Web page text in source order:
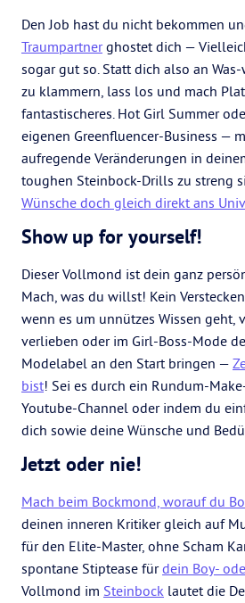
Den Job hast du nicht bekommen
Traumpartnerghostet dich —
sogar gut so. Statt dich also an
zu klammern, lass los und mach
fantastischeres. Hot Girl Summer
eigenen Greenfluencer-Business —
aufregende Veränderungen in
toughen Steinbock-Drills zu streng
Wünsche doch gleich direkt ans
Show up for yourself!
Dieser Vollmond ist dein ganz
Mach, was du willst! Kein
wenn es um unnützes Wissen geht,
verlieben oder im Girl-Boss-Mode
Modelabel an den Start bringen —
bist! Sei es durch ein Rundum-
Youtube-Channel oder indem du
dich sowie deine Wünsche und
Jetzt oder nie!
Mach beim Bockmond, worauf du
deinen inneren Kritiker gleich auf
für den Elite-Master, ohne Scham
spontane Stiptease fürdein Boy-
Vollmond im Steinbock lautet die